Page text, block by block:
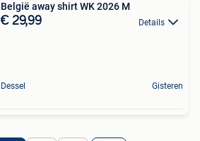
België away shirt WK 2026 M
€ 29,99 Details
Dessel Gisteren